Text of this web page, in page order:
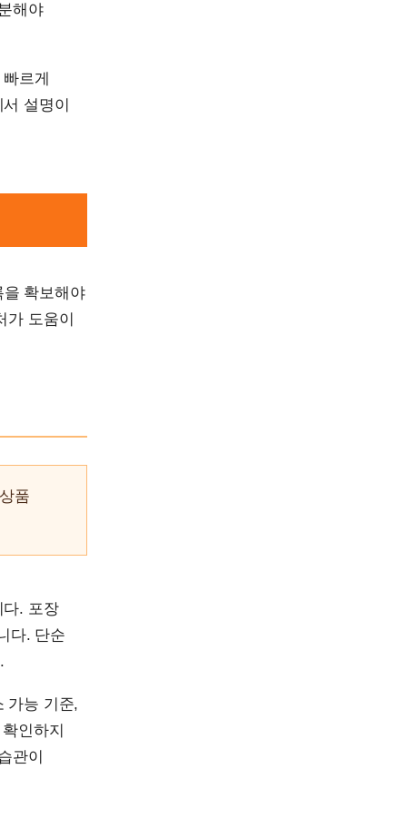
해야
르게
설명이
확보해야
가 도움이
품
다. 포장
다. 단순
가능 기준,
인하지
관이